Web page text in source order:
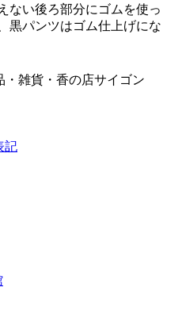
ない後ろ部分にゴムを使っ
黒パンツはゴム仕上げにな
・雑貨・香の店サイゴン
記